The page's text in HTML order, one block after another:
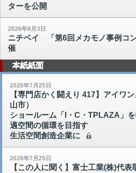
ターを公開
2026年8月3日
ニチベイ 「第6回メカモノ事例コ
催
本紙紙面
2026年7月25日
【専門店かく闘えり 417】アイワ
山市）
ショールーム「I・C・TPLAZA」
適空間の循環を目指す
生活空間創造企業に
2026年7月25日
【この人に聞く】富士工業(株)代表